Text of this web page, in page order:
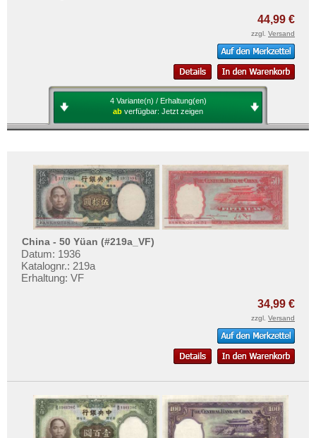
44,99 €
zzgl. Versand
4 Variante(n) / Erhaltung(en)
ab verfügbar: Jetzt zeigen
China - 50 Yüan (#219a_VF)
Datum: 1936
Katalognr.: 219a
Erhaltung: VF
34,99 €
zzgl. Versand